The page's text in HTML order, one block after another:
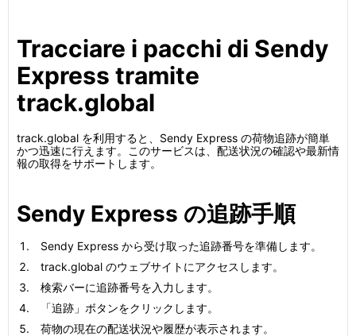
Tracciare i pacchi di Sendy
Express tramite
track.global
track.global を利用すると、Sendy Express の荷物追跡が簡単
かつ迅速に行えます。このサービスは、配送状況の確認や最新情
報の取得をサポートします。
Sendy Express の追跡手順
Sendy Express から受け取った追跡番号を準備します。
track.global のウェブサイトにアクセスします。
検索バーに追跡番号を入力します。
「追跡」ボタンをクリックします。
荷物の現在の配送状況や履歴が表示されます。